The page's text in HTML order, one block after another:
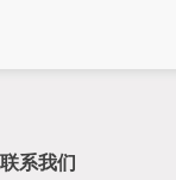
联系我们